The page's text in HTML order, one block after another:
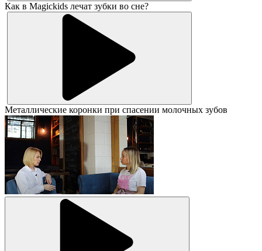
Как в Magickids лечат зубки во сне?
Металлические коронки при спасении молочных зубов